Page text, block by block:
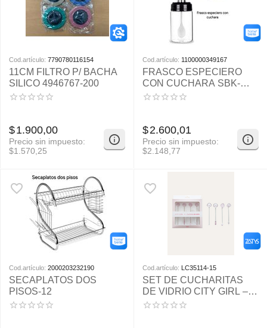
Cod.artículo: 7790780116154
11CM FILTRO P/ BACHA
SILICO 4946767-200
$1.900,00
Precio sin impuesto:
$1.570,25
Cod.artículo: 1100000349167
FRASCO ESPECIERO
CON CUCHARA SBK-
JGJAR15-90
$2.600,01
Precio sin impuesto:
$2.148,77
Cod.artículo: 2000203232190
SECAPLATOS DOS
PISOS-12
Cod.artículo: LC35114-15
SET DE CUCHARITAS
DE VIDRIO CITY GIRL –
4PCS